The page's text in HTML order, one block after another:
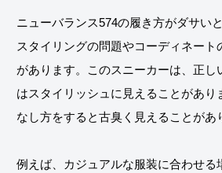
ニューバランス574の履き方がダサい
スタイリングの問題やコーディネート
があります。このスニーカーは、正し
はスタイリッシュに見えることがあり
なし方をすると古臭く見えることがあ
例えば、カジュアルな服装に合わせる